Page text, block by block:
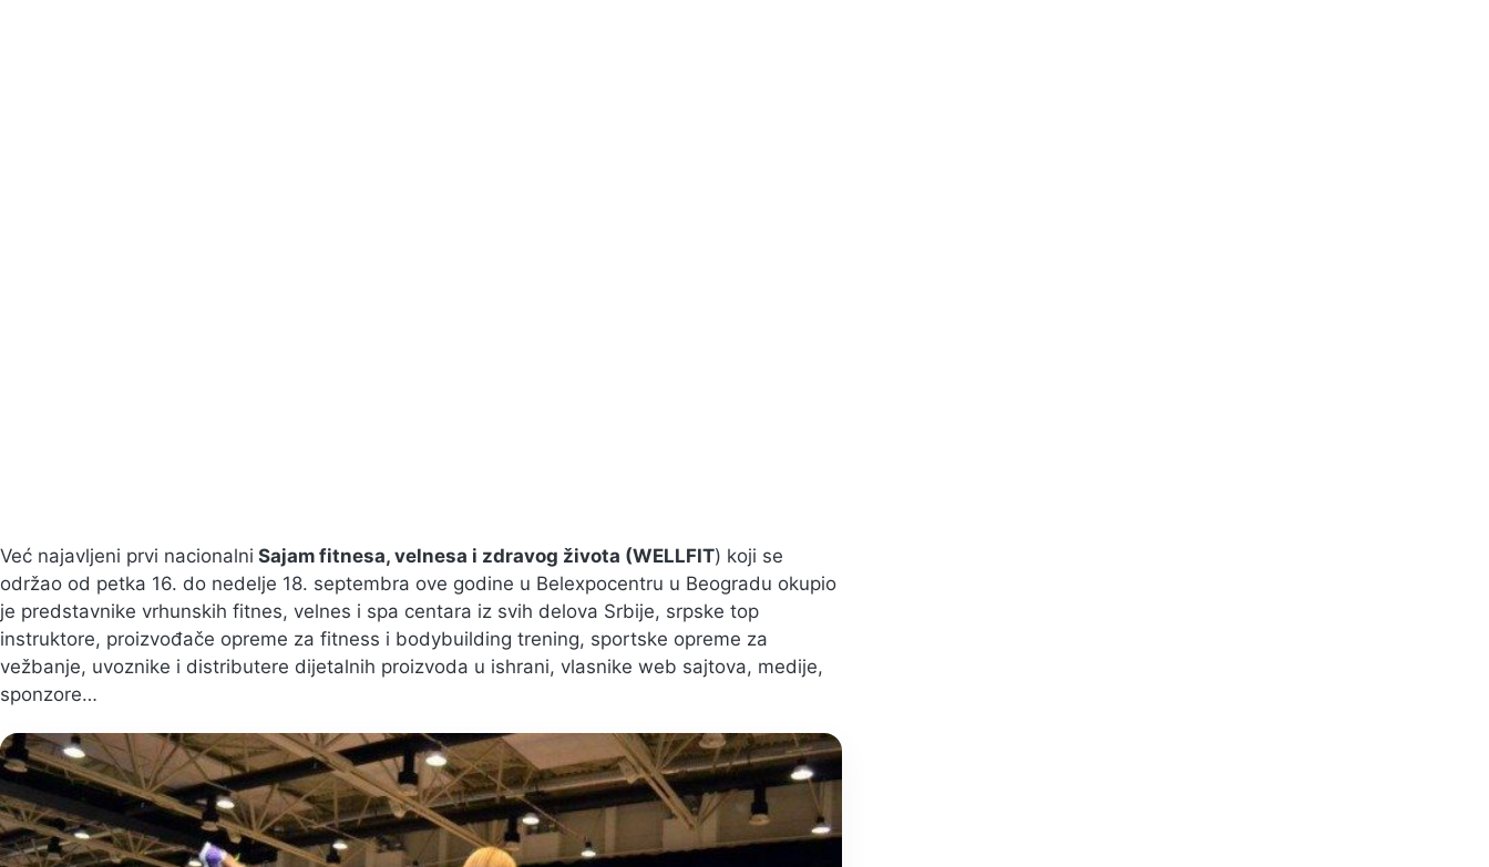
Već najavljeni prvi nacionalni Sajam fitnesa, velnesa i zdravog života (WELLFIT) koji se
održao od petka 16. do nedelje 18. septembra ove godine u Belexpocentru u Beogradu okupio
je predstavnike vrhunskih fitnes, velnes i spa centara iz svih delova Srbije, srpske top
instruktore, proizvođače opreme za fitness i bodybuilding trening, sportske opreme za
vežbanje, uvoznike i distributere dijetalnih proizvoda u ishrani, vlasnike web sajtova, medije,
sponzore…